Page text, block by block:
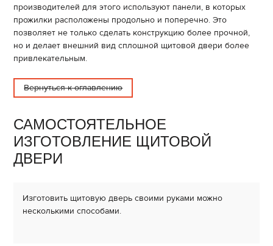
производителей для этого используют панели, в которых
прожилки расположены продольно и поперечно. Это
позволяет не только сделать конструкцию более прочной,
но и делает внешний вид сплошной щитовой двери более
привлекательным.
Вернуться к оглавлению
САМОСТОЯТЕЛЬНОЕ
ИЗГОТОВЛЕНИЕ ЩИТОВОЙ
ДВЕРИ
Изготовить щитовую дверь своими руками можно
несколькими способами.